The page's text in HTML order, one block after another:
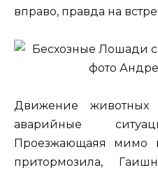
вправо, правда на
Движение животных
аварийные
Проезжающаяя мимо
притормозила,